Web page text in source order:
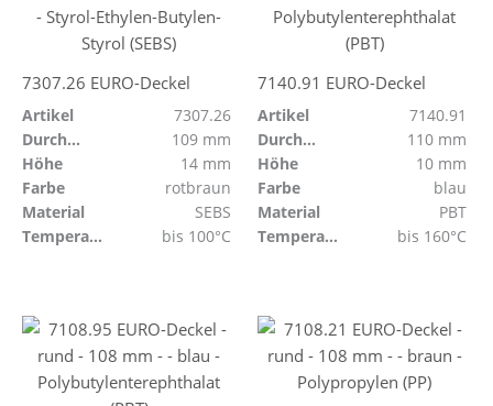
7307.26 EURO-Deckel
Artikel
7307.26
Durchmesser
109 mm
Höhe
14 mm
Farbe
rotbraun
Material
SEBS
Temperaturbeständig
bis 100°C
7140.91 EURO-Deckel
Artikel
7140.91
Durchmesser
110 mm
Höhe
10 mm
Farbe
blau
Material
PBT
Temperaturbeständig
bis 160°C